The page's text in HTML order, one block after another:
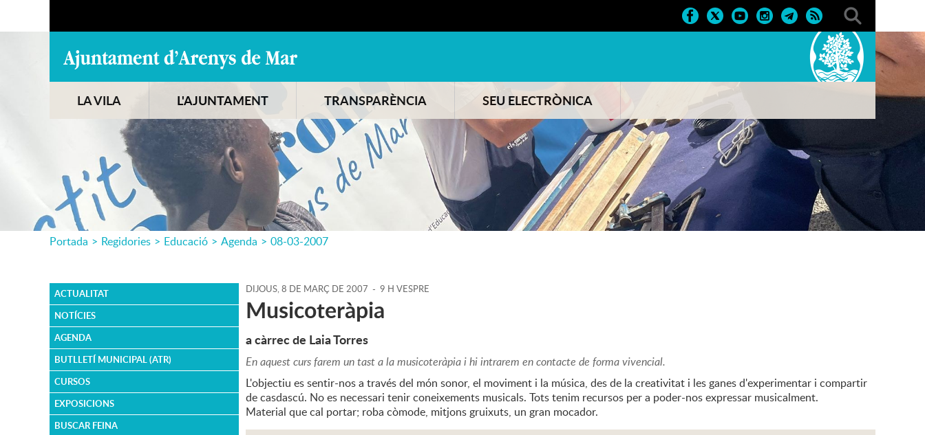
LA VILA L'AJUNTAMENT TRANSPARÈNCIA SEU ELECTRÒNICA
Portada > Regidories > Educació > Agenda > 08-03-2007
ACTUALITAT
NOTÍCIES
AGENDA
BUTLLETÍ MUNICIPAL (ATR)
CURSOS
EXPOSICIONS
BUSCAR FEINA
DIJOUS,8 DE MARÇ DE 2007 - 9 H VESPRE
Musicoteràpia
a càrrec de Laia Torres
En aquest curs farem un tast a la musicoteràpia i hi intrarem en contacte de forma vivencial.
L'objectiu es sentir-nos a través del món sonor, el moviment i la música, des de la creativitat i les ganes d'experimentar i compartir
de casdascú. No es necessari tenir coneixements musicals. Tots tenim recursos per a poder-nos expressar musicalment.
Material que cal portar; roba còmode, mitjons gruixuts, un gran mocador.